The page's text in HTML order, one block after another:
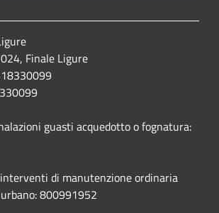
Finale Ligure
guasti acquedotto o fognatura:
di manutenzione ordinaria
800991952